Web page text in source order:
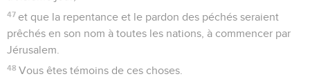
47 et que la repentance et le pardon des péchés seraient
prêchés en son nom à toutes les nations, à commencer par
Jérusalem.
48 Vous êtes témoins de ces choses.